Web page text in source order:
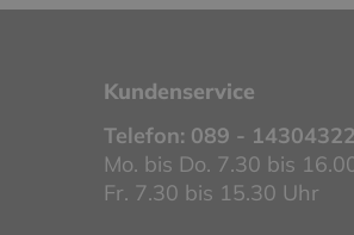
Kundenservice
Telefon: 089 -
Mo. bis Do. 7.30 bis
Fr. 7.30 bis 15.30 Uhr